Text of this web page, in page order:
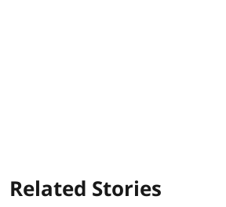
Related Stories